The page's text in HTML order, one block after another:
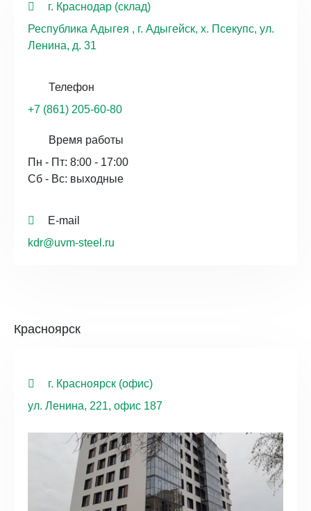
г. Краснодар (склад)
Республика Адыгея , г. Адыгейск, х. Псекупс, ул.
Ленина, д. 31
Телефон
+7 (861) 205-60-80
Время работы
Пн - Пт: 8:00 - 17:00
Сб - Вс: выходные
E-mail
kdr@uvm-steel.ru
Красноярск
г. Красноярск (офис)
ул. Ленина, 221, офис 187